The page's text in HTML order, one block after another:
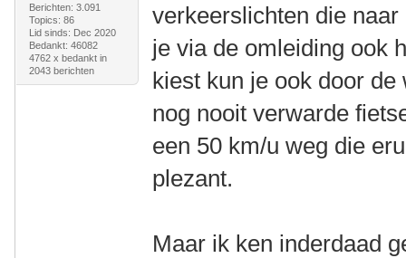
Berichten: 3.091
Topics: 86
Lid sinds: Dec 2020
Bedankt: 46082
4762 x bedankt in
2043 berichten
verkeerslichten die
je via de omleiding ook
kiest kun je ook door
nog nooit verwarde
een 50 km/u weg die
plezant.
Maar ik ken inderdaad